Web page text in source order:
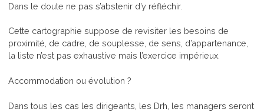
Dans le doute ne pas s’abstenir d’y réfléchir.
Cette cartographie suppose de revisiter les besoins de
proximité, de cadre, de souplesse, de sens, d’appartenance,
la liste n’est pas exhaustive mais l’exercice impérieux.
Accommodation ou évolution ?
Dans tous les cas les dirigeants, les Drh, les managers seront